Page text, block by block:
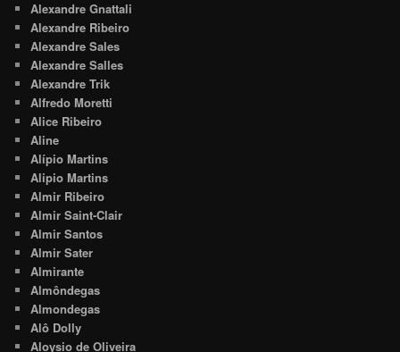
Alexandre Gnattali
Alexandre Ribeiro
Alexandre Sales
Alexandre Salles
Alexandre Trik
Alfredo Moretti
Alice Ribeiro
Aline
Alípio Martins
Alipio Martins
Almir Ribeiro
Almir Saint-Clair
Almir Santos
Almir Sater
Almirante
Almôndegas
Almondegas
Alô Dolly
Aloysio de Oliveira